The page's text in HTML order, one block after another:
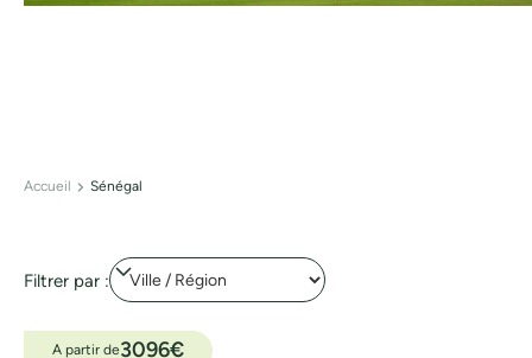
Accueil Sénégal
Filtrer par :
A partir de3096€